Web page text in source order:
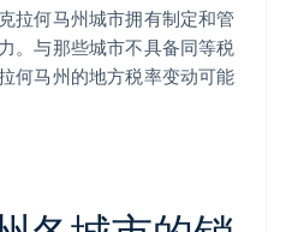
拉何马州城市拥有制定和管
。与那些城市不具备同等税
何马州的地方税率变动可能